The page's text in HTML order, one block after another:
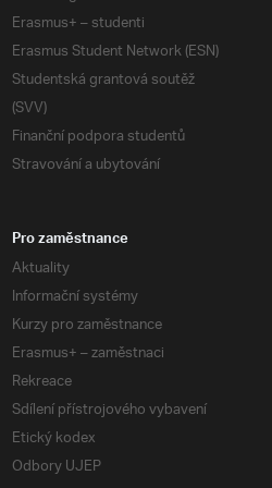
Erasmus+ – studenti
Erasmus Student Network (ESN)
Studentská grantová soutěž
(SVV)
Finanční podpora studentů
Stravování a ubytování
Pro zaměstnance
Aktuality
Informační systémy
Kurzy pro zaměstnance
Erasmus+ – zaměstnaci
Rekreace
Sdílení přístrojového vybavení
Etický kodex
Odbory UJEP